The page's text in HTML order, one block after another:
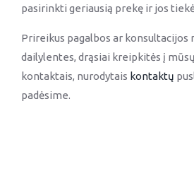
pasirinkti geriausią prekę ir jos
Prireikus pagalbos ar konsultacijos
dailylentes, drąsiai kreipkitės į
kontaktais, nurodytais kontaktų
padėsime.